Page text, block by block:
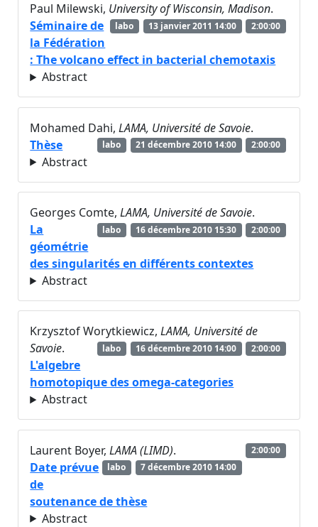
Paul Milewski, University of Wisconsin, Madison.
2:00:00
13 janvier 2011 14:00
labo
Séminaire de
la Fédération
: The volcano effect in bacterial chemotaxis
Abstract
Mohamed Dahi,LAMA, Université de Savoie.
2:00:00
21 décembre 2010 14:00
labo
Thèse
Abstract
Georges Comte,LAMA, Université de Savoie.
2:00:00
16 décembre 2010 15:30
labo
La
géométrie
des singularités en différents contextes
Abstract
Krzysztof Worytkiewicz,LAMA, Université de
Savoie. 2:00:00
16 décembre 2010 14:00
labo
L'algebre
homotopique des omega-categories
Abstract
Laurent Boyer,LAMA (LIMD).
2:00:00
7 décembre 2010 14:00
labo
Date prévue
de
soutenance de thèse
Abstract